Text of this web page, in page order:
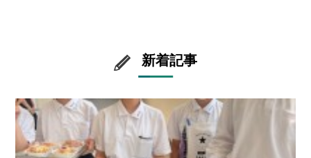
新着記事